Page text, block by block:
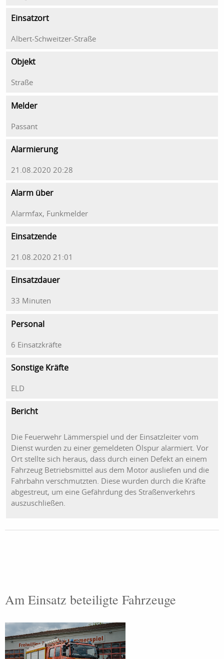
Einsatzort
Albert-Schweitzer-Straße
Objekt
Straße
Melder
Passant
Alarmierung
21.08.2020 20:28
Alarm über
Alarmfax, Funkmelder
Einsatzende
21.08.2020 21:01
Einsatzdauer
33 Minuten
Personal
6 Einsatzkräfte
Sonstige Kräfte
ELD
Bericht
Die Feuerwehr Lämmerspiel und der Einsatzleiter vom
Dienst wurden zu einer gemeldeten Ölspur alarmiert. Vor
Ort stellte sich heraus, dass durch einen Defekt an einem
Fahrzeug Betriebsmittel aus dem Motor ausliefen und die
Fahrbahn verschmutzten. Diese wurden durch die Kräfte
abgestreut, um eine Gefährdung des Straßenverkehrs
auszuschließen.
Am Einsatz beteiligte Fahrzeuge